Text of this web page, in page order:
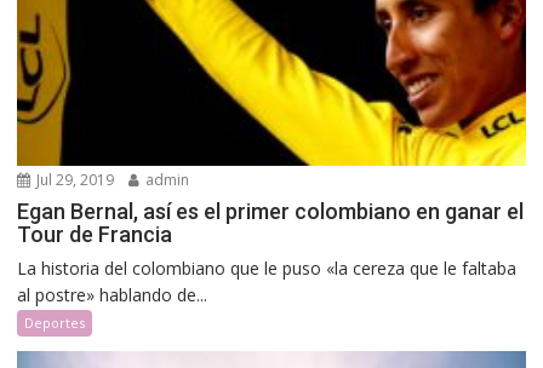
Jul 29, 2019 admin
Egan Bernal, así es el primer colombiano en ganar el
Tour de Francia
La historia del colombiano que le puso «la cereza que le faltaba
al postre» hablando de...
Deportes